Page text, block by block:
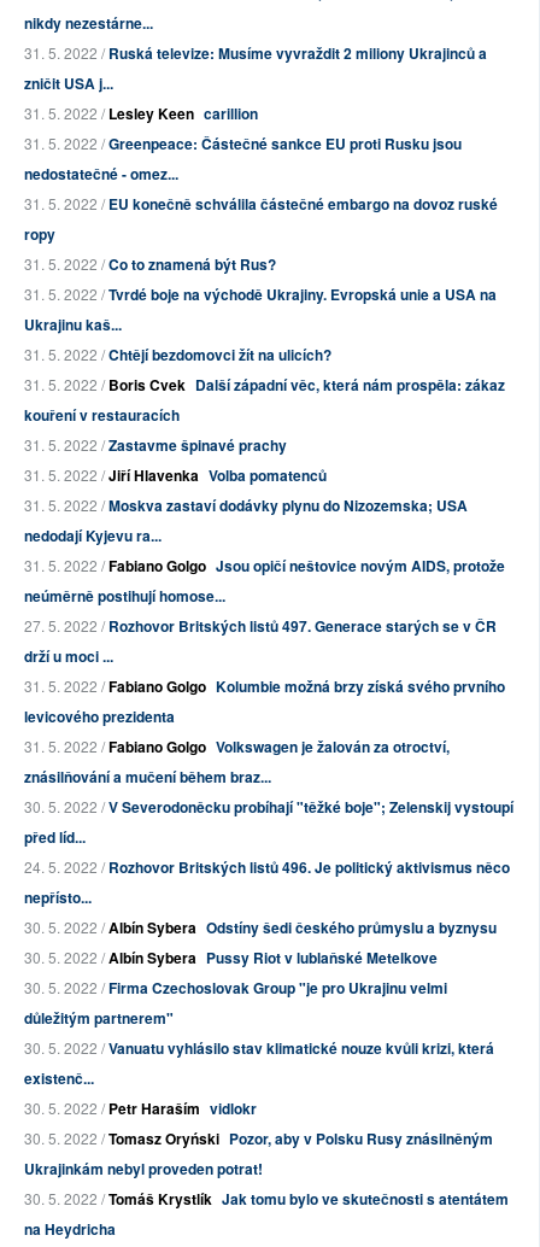
nikdy nezestárne...
31. 5. 2022 /Ruská televize: Musíme vyvraždit 2 miliony Ukrajinců a
zničit USA j...
31. 5. 2022 /Lesley Keen carillion
31. 5. 2022 /Greenpeace: Částečné sankce EU proti Rusku jsou
nedostatečné - omez...
31. 5. 2022 /EU konečně schválila částečné embargo na dovoz ruské
ropy
31. 5. 2022 /Co to znamená být Rus?
31. 5. 2022 /Tvrdé boje na východě Ukrajiny. Evropská unie a USA na
Ukrajinu kaš...
31. 5. 2022 /Chtějí bezdomovci žít na ulicích?
31. 5. 2022 /Boris Cvek Další západní věc, která nám prospěla: zákaz
kouření v restauracích
31. 5. 2022 /Zastavme špinavé prachy
31. 5. 2022 /Jiří Hlavenka Volba pomatenců
31. 5. 2022 /Moskva zastaví dodávky plynu do Nizozemska; USA
nedodají Kyjevu ra...
31. 5. 2022 /Fabiano Golgo Jsou opičí neštovice novým AIDS, protože
neúměrně postihují homose...
27. 5. 2022 /Rozhovor Britských listů 497. Generace starých se v ČR
drží u moci ...
31. 5. 2022 /Fabiano Golgo Kolumbie možná brzy získá svého prvního
levicového prezidenta
31. 5. 2022 /Fabiano Golgo Volkswagen je žalován za otroctví,
znásilňování a mučení během braz...
30. 5. 2022 /V Severodoněcku probíhají "těžké boje"; Zelenskij vystoupí
před líd...
24. 5. 2022 /Rozhovor Britských listů 496. Je politický aktivismus něco
nepřísto...
30. 5. 2022 /Albín Sybera Odstíny šedi českého průmyslu a byznysu
30. 5. 2022 /Albín Sybera Pussy Riot v lublaňské Metelkove
30. 5. 2022 /Firma Czechoslovak Group "je pro Ukrajinu velmi
důležitým partnerem"
30. 5. 2022 /Vanuatu vyhlásilo stav klimatické nouze kvůli krizi, která
existenč...
30. 5. 2022 /Petr Haraším vidlokr
30. 5. 2022 /Tomasz Oryński Pozor, aby v Polsku Rusy znásilněným
Ukrajinkám nebyl proveden potrat!
30. 5. 2022 /Tomáš Krystlík Jak tomu bylo ve skutečnosti s atentátem
na Heydricha